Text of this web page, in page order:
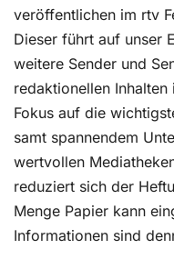
veröffentlichen im rtv
Dieser führt auf unser
weitere Sender und
redaktionellen
Fokus auf die
samt spannendem
wertvollen
reduziert sich der
Menge Papier kann
Informationen sind